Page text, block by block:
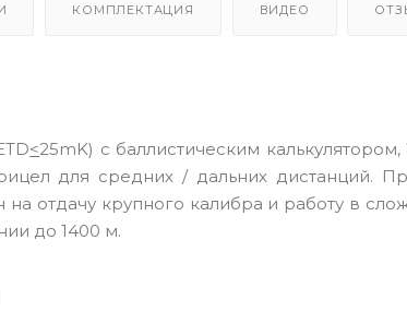
КОМПЛЕКТАЦИЯ ВИДЕО
<25mK) с баллистическим
для средних / дальних дистанций.
на отдачу крупного калибра и работу в
до 1400 м.